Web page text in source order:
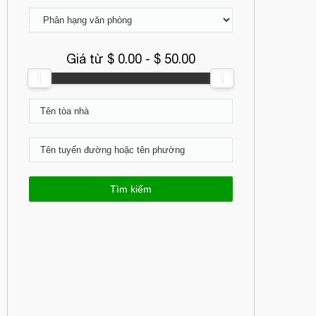
Giá từ $ 0.00 - $ 50.00